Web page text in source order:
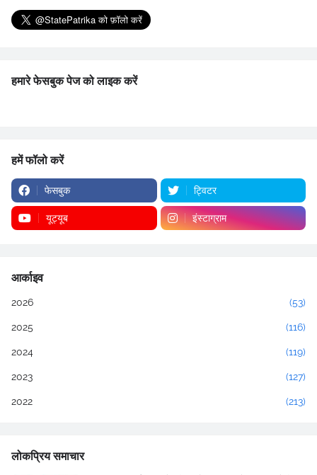
हमारे फेसबुक पेज को लाइक करें
हमें फॉलो करें
फेसबुक ट्विटर
यूट्यूब इंस्टाग्राम
आर्काइव
2026 (53)
2025 (116)
2024 (119)
2023 (127)
2022 (213)
लोकप्रिय समाचार